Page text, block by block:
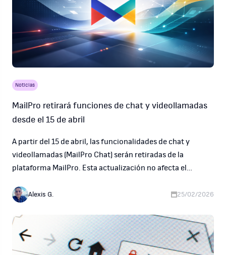
Noticias
MailPro retirará funciones de chat y videollamadas
desde el 15 de abril
A partir del 15 de abril, las funcionalidades de chat y
videollamadas (MailPro Chat) serán retiradas de la
plataforma MailPro. Esta actualización no afecta el
interrupciones o modificaciones en las capacidades
Alexis G. 25/02/2026